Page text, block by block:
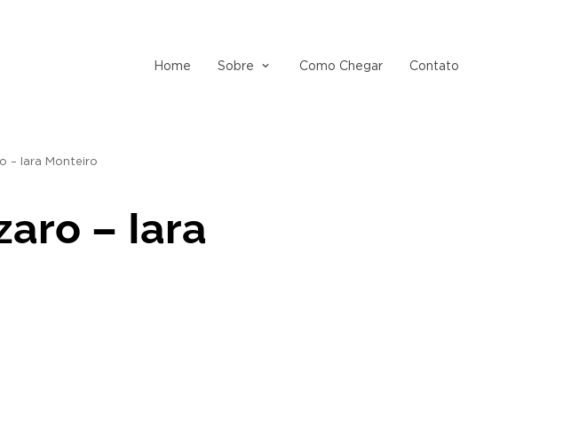
Home Sobre Como Chegar Contato
– Iara Monteiro
– Iara